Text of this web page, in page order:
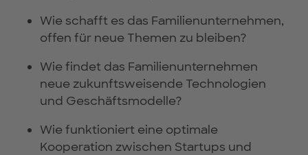
Wie schafft es das Familienunternehmen,
offen für neue Themen zu bleiben?
Wie findet das Familienunternehmen
neue zukunftsweisende Technologien
und Geschäftsmodelle?
Wie funktioniert eine optimale
Kooperation zwischen Startups und